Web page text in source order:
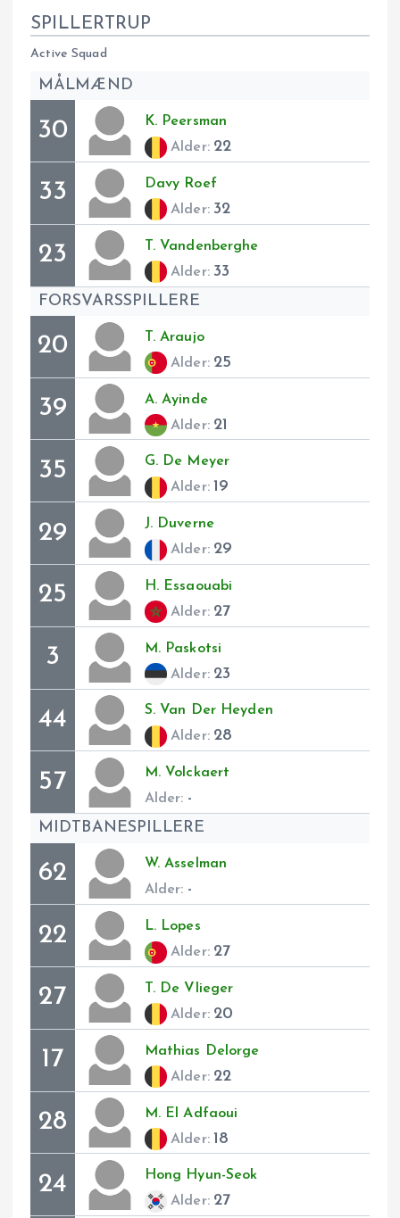
SPILLERTRUP
Active Squad
MÅLMÆND
30 K. Peersman
Alder: 22
33 Davy Roef
Alder: 32
23 T. Vandenberghe
Alder: 33
FORSVARSSPILLERE
20 T. Araujo
Alder: 25
39 A. Ayinde
Alder: 21
35 G. De Meyer
Alder: 19
29 J. Duverne
Alder: 29
25 H. Essaouabi
Alder: 27
3 M. Paskotsi
Alder: 23
44 S. Van Der Heyden
Alder: 28
57 M. Volckaert
Alder: -
MIDTBANESPILLERE
62 W. Asselman
Alder: -
22 L. Lopes
Alder: 27
27 T. De Vlieger
Alder: 20
17 Mathias
Delorge
Alder: 22
28 M. El Adfaoui
Alder: 18
24 Hong Hyun-Seok
Alder: 27